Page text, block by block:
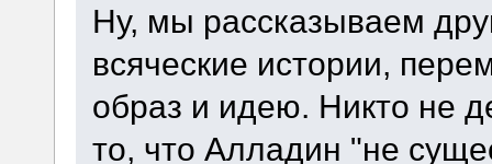
Ну, мы рассказываем
всяческие истории,
образ и идею. Никто не
то, что Алладин "не